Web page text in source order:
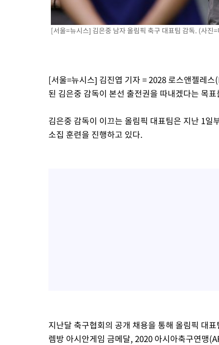
[서울=뉴시스] 김은중 남자 올림픽 축구 대표팀 감독. (사진
[서울=뉴시스] 김진엽 기자 = 2028 로스앤젤레
된 김은중 감독이 본선 출전권을 따내겠다는 목
김은중 감독이 이끄는 올림픽 대표팀은 지난 1
소집 훈련을 진행하고 있다.
지난달 축구협회의 공개 채용을 통해 올림픽 대
렘방 아시안게임 금메달, 2020 아시아축구연맹